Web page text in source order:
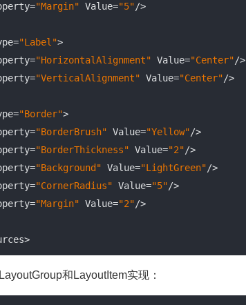
Property=
"Margin" Value="5"/>
"Label">
Property=
"HorizontalAlignment" Value="Center"/>
Property=
"VerticalAlignment" Value="Center"/>
"Border">
Property=
"BorderBrush" Value="Yellow"/>
Property=
"BorderThickness" Value="2"/>
Property=
"Background" Value="LightGreen"/>
Property=
"CornerRadius" Value="5"/>
Property=
"Margin" Value="2"/>
和LayoutItem实现：